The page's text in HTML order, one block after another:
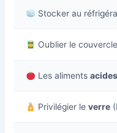
Stocker au
Oublier le
Les alimentsacides
Privilégier leverre